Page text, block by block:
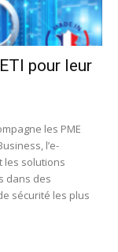
pour leur
les PME
l’e-
les solutions
dans des
sécurité les plus